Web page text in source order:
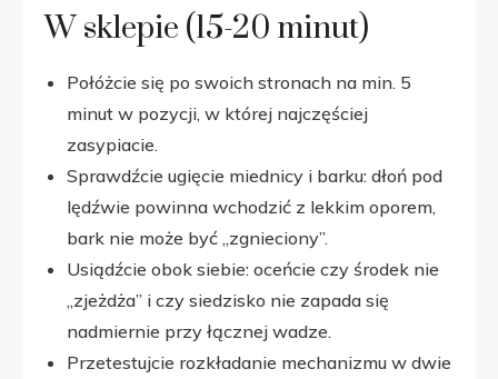
W sklepie (15-20 minut)
Połóżcie się po swoich stronach na min. 5
minut w pozycji, w której najczęściej
zasypiacie.
Sprawdźcie ugięcie miednicy i barku: dłoń pod
lędźwie powinna wchodzić z lekkim oporem,
bark nie może być „zgnieciony”.
Usiądźcie obok siebie: oceńcie czy środek nie
„zjeżdża” i czy siedzisko nie zapada się
nadmiernie przy łącznej wadze.
Przetestujcie rozkładanie mechanizmu w dwie